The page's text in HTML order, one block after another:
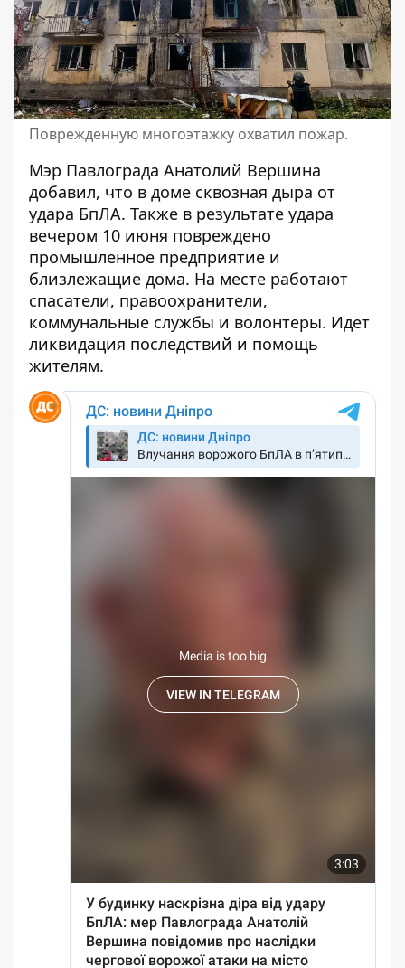
Поврежденную многоэтажку охватил пожар.
Мэр Павлограда Анатолий Вершина
добавил, что в доме сквозная дыра от
удара БпЛА. Также в результате удара
вечером 10 июня повреждено
промышленное предприятие и
близлежащие дома. На месте работают
спасатели, правоохранители,
коммунальные службы и волонтеры. Идет
ликвидация последствий и помощь
жителям.